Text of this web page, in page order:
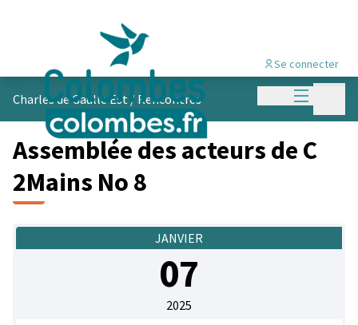
Menu
Se connecter
Charles de Gaulle Est/ Rencontres
Assemblée des acteurs de C
2Mains No 8
JANVIER
07
2025